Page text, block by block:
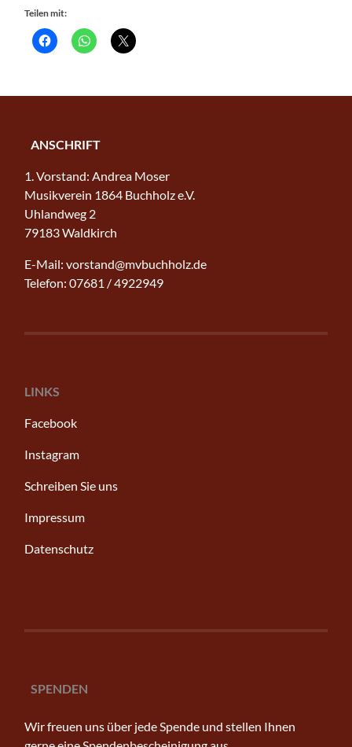
Teilen mit:
ANSCHRIFT
1. Vorstand: Andrea Moser
Musikverein 1864 Buchholz e.V.
Uhlandweg 2
79183 Waldkirch
E-Mail: vorstand@mvbuchholz.de
Telefon: 07681 / 4922949
LINKS
Facebook
Instagram
Schreiben Sie uns
Impressum
Datenschutz
SPENDEN
Wir freuen uns über jede Spende und stellen Ihnen